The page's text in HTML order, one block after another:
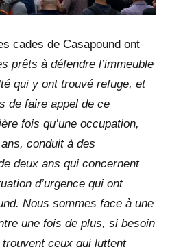
cades de Casapound ont
prêts à défendre l’immeuble
qui y ont trouvé refuge, et
de faire appel de ce
fois qu’une occupation,
conduit à des
deux ans qui concernent
d’urgence qui ont
Nous sommes face à une
une fois de plus, si besoin
ceux qui luttent